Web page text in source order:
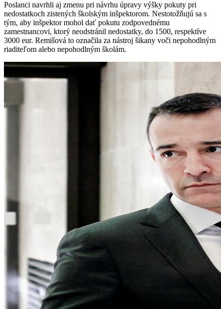
Poslanci navrhli aj zmenu pri návrhu úpravy výšky pokuty pri
nedostatkoch zistených školským inšpektorom. Nestotožňujú sa s
tým, aby inšpektor mohol dať pokutu zodpovednému
zamestnancovi, ktorý neodstránil nedostatky, do 1500, respektíve
3000 eur. Remišová to označila za nástroj šikany voči nepohodlným
riaditeľom alebo nepohodlným školám.